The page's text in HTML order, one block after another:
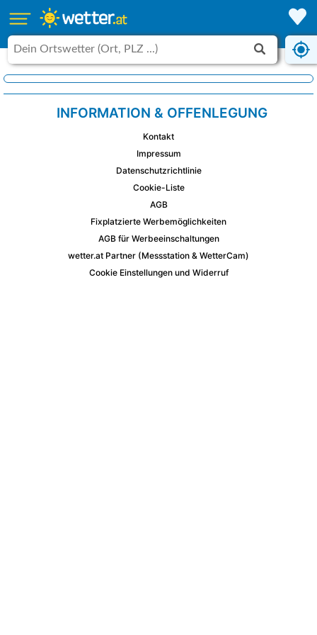
INFORMATION & OFFENLEGUNG
Kontakt
Impressum
Datenschutzrichtlinie
Cookie-Liste
AGB
Fixplatzierte Werbemöglichkeiten
AGB für Werbeeinschaltungen
wetter.at Partner (Messstation & WetterCam)
Cookie Einstellungen und Widerruf